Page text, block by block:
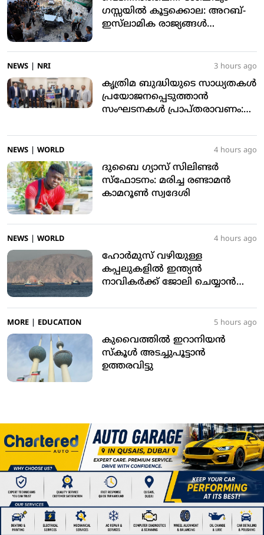
ഗസ്സയില്‍ കൂട്ടക്കൊല: അറബ്-
ഇസ്‌ലാമിക രാജ്യങ്ങള്‍
NEWS NRI 3 hours ago
കൃത്രിമ ബുദ്ധിയുടെ സാധ്യതകള്‍
പ്രയോജനപ്പെടുത്താന്‍
സംഘടനകള്‍ പ്രാപ്തരാവണം:
NEWS WORLD 4 hours ago
ദുബൈ ഗ്യാസ് സിലിണ്ടര്‍
സ്‌ഫോടനം: മരിച്ച രണ്ടാമന്‍
കാമറൂണ്‍ സ്വദേശി
NEWS WORLD 4 hours ago
ഹോര്‍മുസ് വഴിയുള്ള
കപ്പലുകളില്‍ ഇന്ത്യന്‍
നാവികര്‍ക്ക് ജോലി ചെയ്യാന്‍
MORE EDUCATION 5 hours ago
കുവൈത്തില്‍ ഇറാനിയന്‍
സ്‌കൂള്‍ അടച്ചുപൂട്ടാന്‍
ഉത്തരവിട്ടു